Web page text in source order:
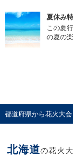
夏休み
この夏
の夏の
都道府県から花火大
北海道の花火